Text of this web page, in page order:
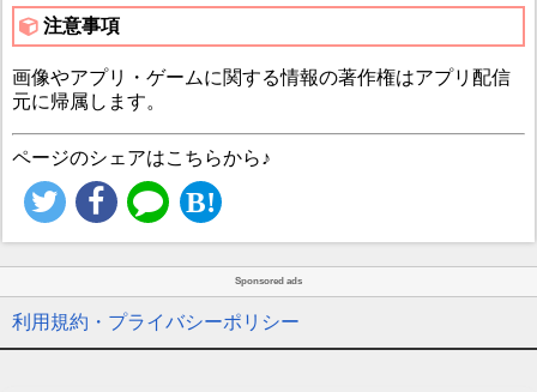
注意事項
画像やアプリ・ゲームに関する情報の著作権はアプリ配信
元に帰属します。
ページのシェアはこちらから♪
Sponsored ads
利用規約・プライバシーポリシー